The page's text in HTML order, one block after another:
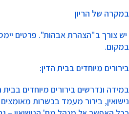
במקרה של הריון
יש צורך ב"הצהרת אבהות". פרטים
במקום.
בירורים מיוחדים בבית הדין:
במידה ונדרשים בירורים מיוחדים בבית
נישואין, בירור מעמד בכשרות מאומצים